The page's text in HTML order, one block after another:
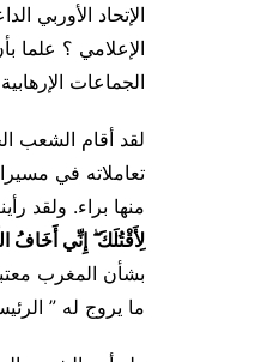
الإتحاد الأوربي
الإعلامي ؟ علما
الجماعات
لقد أقام الشعب
تعاملاته في
منها براء. ولقد
لِأَقْتُلَكَ ۖ إِنِّي أَخَافُ
بشأن المغرب
ما يروج له ”